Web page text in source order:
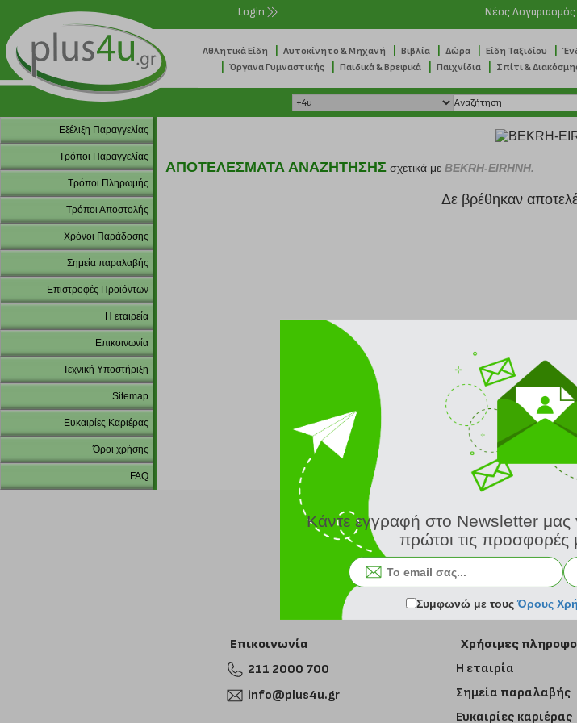
Login Νέος Λογαριασμός
Αθλητικά Είδη Αυτοκίνητο & Μηχανή Βιβλία Δώρα Είδη Ταξιδίου
Όργανα Γυμναστικής Παιδικά & Βρεφικά Παιχνίδια Σπίτι &
Εξέλιξη Παραγγελίας
Τρόποι Παραγγελίας
Τρόποι Πληρωμής
Τρόποι Αποστολής
Χρόνοι Παράδοσης
Σημεία παραλαβής
Επιστροφές Προϊόντων
Η εταιρεία
Επικοινωνία
Τεχνική Υποστήριξη
Sitemap
Ευκαιρίες Καριέρας
Όροι χρήσης
FAQ
ΑΠΟΤΕΛΕΣΜΑΤΑ ΑΝΑΖΗΤΗΣΗΣ σχετικά με BEKRH-EIRHNH.
Δε βρέθηκαν
Επικοινωνία
211 2000 700
info@plus4u.gr
Χρήσιμες
Η εταιρία
Σημεία παραλαβής
Ευκαιρίες καριέρας
Κάντε εγγραφή στο Newsletter μας
πρώτοι τις προσφορές
Συμφωνώ με τουςΌρους